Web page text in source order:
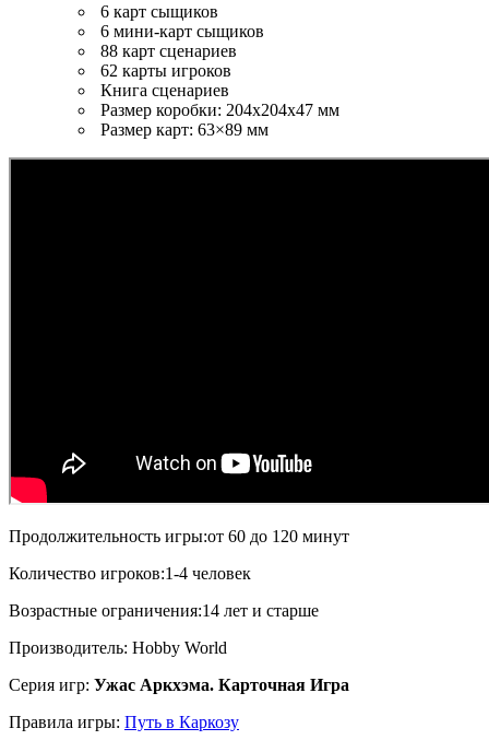
6 карт сыщиков
6 мини-карт сыщиков
88 карт сценариев
62 карты игроков
Книга сценариев
Размер коробки: 204x204x47 мм
Размер карт: 63×89 мм
Продолжительность игры:от 60 до 120 минут
Количество игроков:1-4 человек
Возрастные ограничения:14 лет и старше
Производитель: Hobby World
Серия игр: Ужас Аркхэма. Карточная Игра
Правила игры: Путь в Каркозу